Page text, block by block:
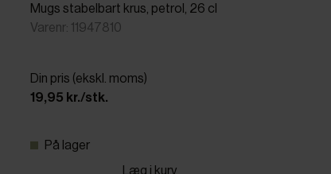
Mugs stabelbart krus, petrol, 26 cl
Varenr: 11947810
Din pris (ekskl. moms)
19,95 kr./stk.
På lager
Læg i kurv